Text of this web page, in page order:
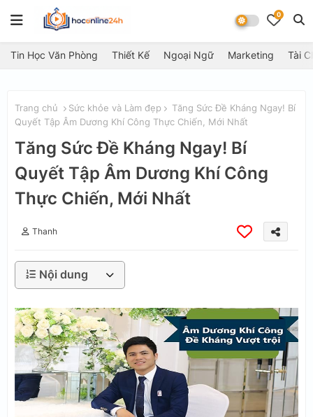
0
Tin Học Văn Phòng Thiết Kế Ngoại Ngữ Marketing Tài
Trang chủ Sức khỏe và Làm đẹp
Tăng Sức Đề Kháng Ngay! Bí
Quyết Tập Âm Dương Khí Công Thực Chiến, Mới Nhất
Tăng Sức Đề Kháng Ngay! Bí
Quyết Tập Âm Dương Khí Công
Thực Chiến, Mới Nhất
Thanh
Nội dung